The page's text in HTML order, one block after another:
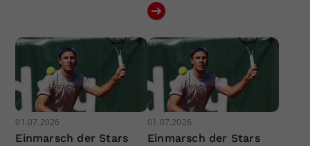
01.07.2026
Einmarsch der Stars
01.07.2026
Einmarsch der Stars